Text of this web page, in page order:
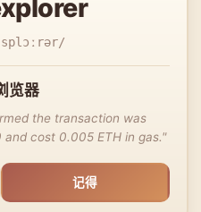
览器
the transaction was
cost 0.005 ETH in gas."
记得